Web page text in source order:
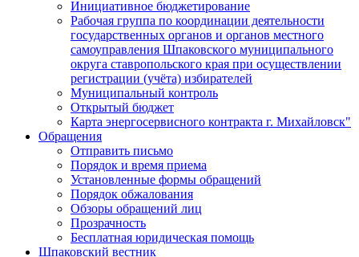
Инициативное бюджетирование
Рабочая группа по координации деятельности
государственных органов и органов местного
самоуправления Шпаковского муниципального
округа ставропольского края при осуществлении
регистрации (учёта) избирателей
Муниципальный контроль
Открытый бюджет
Карта энергосервисного контракта г. Михайловск"
Обращения
Отправить письмо
Порядок и время приема
Установленные формы обращений
Порядок обжалования
Обзоры обращений лиц
Прозрачность
Бесплатная юридическая помощь
Шпаковский вестник